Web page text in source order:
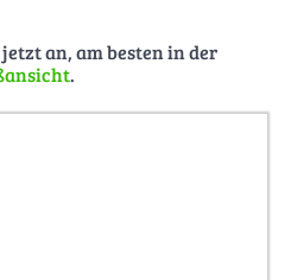
an, am besten in der
.